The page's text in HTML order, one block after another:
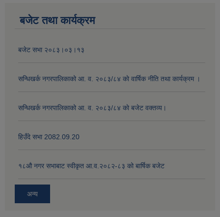
बजेट तथा कार्यक्रम
बजेट सभा २०८३।०३।१३
सन्धिखर्क नगरपालिकाको आ. व. २०८३/८४ काे वार्षिक नीति तथा कार्यक्रम ।
सन्धिखर्क नगरपालिकाको आ. व. २०८३/८४ काे बजेट वक्तव्य।
हिउँदे सभा 2082.09.20
१८‍औ नगर सभाबाट स्वीकृत आ.व.२०८२-८३ को बार्षिक बजेट
अन्य